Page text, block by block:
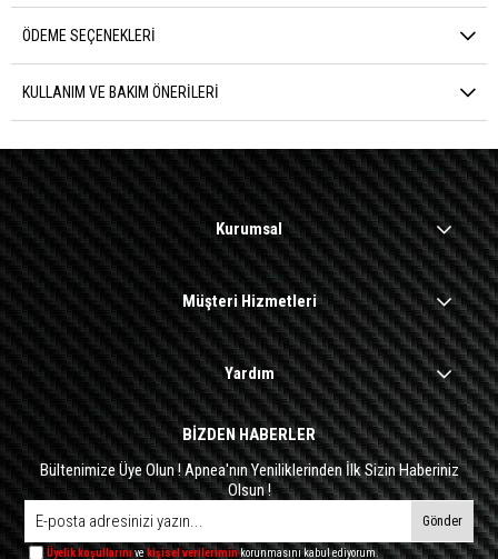
ÖDEME SEÇENEKLERI
KULLANIM VE BAKIM ÖNERILERI
Kurumsal
Müşteri Hizmetleri
Yardım
BİZDEN HABERLER
Bültenimize Üye Olun ! Apnea'nın Yeniliklerinden İlk Sizin Haberiniz
Olsun !
Gönder
Üyelik koşullarınıvekişisel verileriminkorunmasını kabul ediyorum.